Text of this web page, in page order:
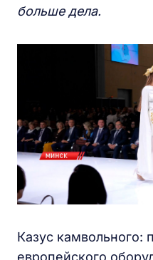
больше дела.
Казус камвольного:
европейского